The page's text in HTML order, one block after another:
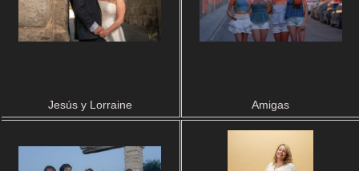
Jesús y Lorraine Amigas